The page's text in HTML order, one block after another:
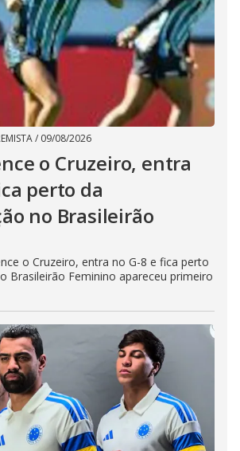
/ 09/08/2026
o Cruzeiro, entra
perto da
no Brasileirão
o Cruzeiro, entra no G-8 e fica perto
Brasileirão Feminino apareceu primeiro